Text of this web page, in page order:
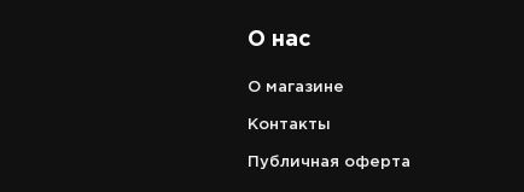
О нас
О магазине
Контакты
Публичная оферта